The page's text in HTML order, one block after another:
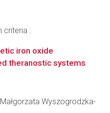
criteria :
iron oxide
theranostic systems
Wyszogrodzka-